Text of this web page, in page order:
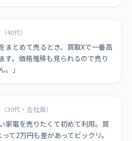
40代）
まとめて売るとき、買取Xで一番高
す。価格推移も見られるので売り
」
30代・会社員）
家電を売りたくて初めて利用。買
て2万円も差があってビックリ。